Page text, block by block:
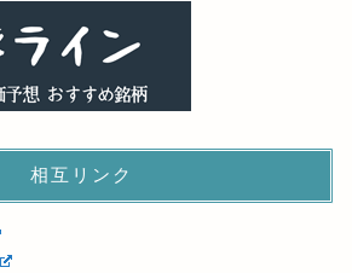
相互リンク